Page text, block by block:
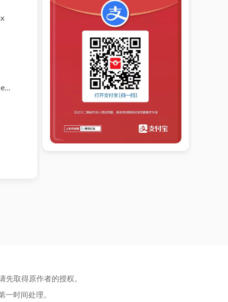
取得原作者的授权。
一时间处理。